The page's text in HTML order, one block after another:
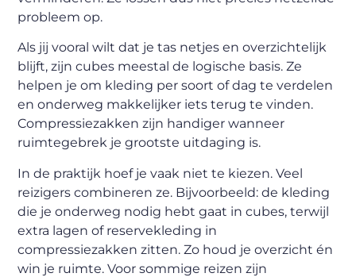
probleem op.
Als jij vooral wilt dat je tas netjes en overzichtelijk
blijft, zijn cubes meestal de logische basis. Ze
helpen je om kleding per soort of dag te verdelen
en onderweg makkelijker iets terug te vinden.
Compressiezakken zijn handiger wanneer
ruimtegebrek je grootste uitdaging is.
In de praktijk hoef je vaak niet te kiezen. Veel
reizigers combineren ze. Bijvoorbeeld: de kleding
die je onderweg nodig hebt gaat in cubes, terwijl
extra lagen of reservekleding in
compressiezakken zitten. Zo houd je overzicht én
win je ruimte. Voor sommige reizen zijn